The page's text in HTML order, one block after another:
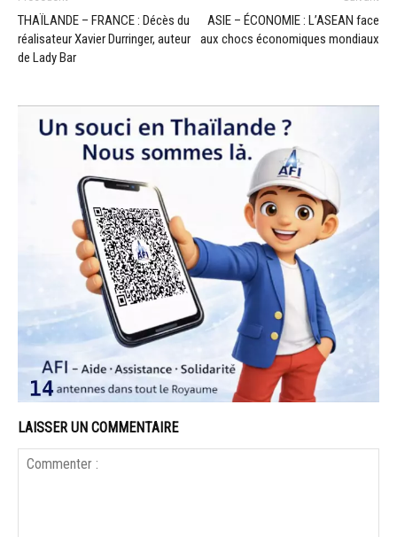
THAÏLANDE – FRANCE : Décès du
réalisateur Xavier Durringer, auteur
de Lady Bar
ASIE – ÉCONOMIE : L’ASEAN face
aux chocs économiques mondiaux
LAISSER UN COMMENTAIRE